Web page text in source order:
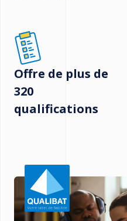
Offre de plus de
320
qualifications